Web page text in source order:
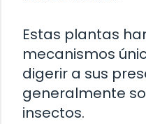
Estas plantas
mecanismos
digerir a sus
generalmente
insectos.